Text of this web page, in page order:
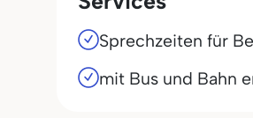
Sprechzeiten für
mit Bus und Bahn